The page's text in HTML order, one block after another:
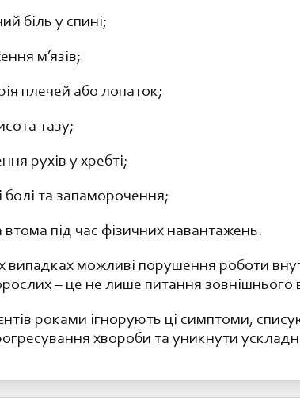
біль у спині;
м’язів;
плечей або лопаток;
тазу;
рухів у хребті;
болі та запаморочення;
під час фізичних навантажень.
випадках можливі порушення роботи
– це не лише питання
роками ігнорують ці симптоми,
хвороби та уникнути